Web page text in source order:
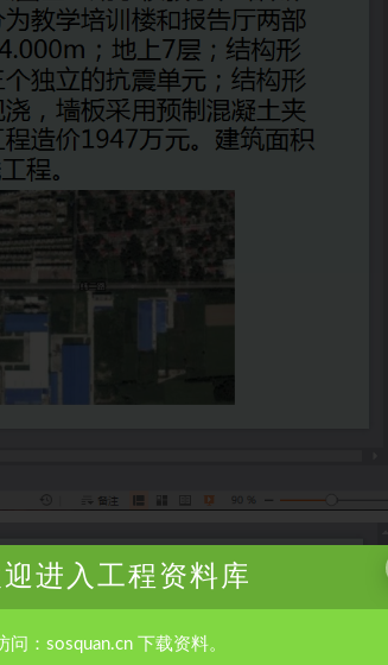
进入工程资料库
问：sosquan.cn 下载资料。